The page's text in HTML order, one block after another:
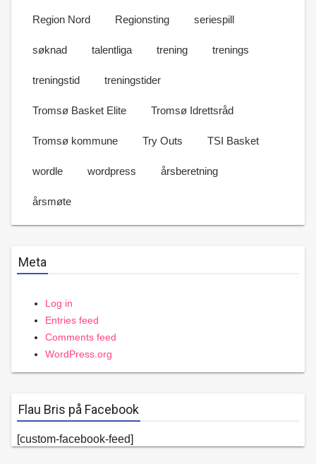
Region Nord Regionsting seriespill
søknad talentliga trening trenings
treningstid treningstider
Tromsø Basket Elite Tromsø Idrettsråd
Tromsø kommune Try Outs TSI Basket
wordle wordpress årsberetning
årsmøte
Meta
Log in
Entries feed
Comments feed
WordPress.org
Flau Bris på Facebook
[custom-facebook-feed]